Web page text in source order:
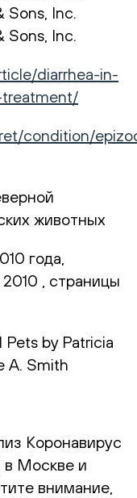
Sons, Inc.
Sons, Inc.
diarrhea-in-
treatment/
condition/
животных
года,
, страницы
by Patricia
A. Smith
Коронавирус
в Москве и
внимание,